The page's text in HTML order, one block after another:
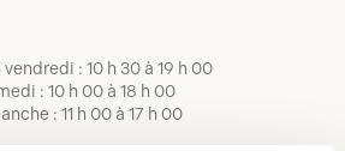
vendredi : 10 h 30 à 19 h 00
: 10 h 00 à 18 h 00
: 11 h 00 à 17 h 00